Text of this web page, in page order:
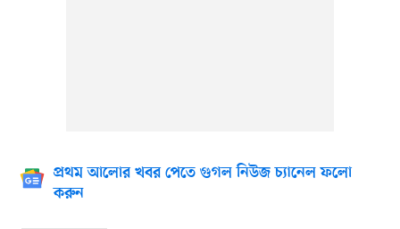
প্রথম আলোর খবর পেতে গুগল নিউজ চ্যানেল ফলো
করুন